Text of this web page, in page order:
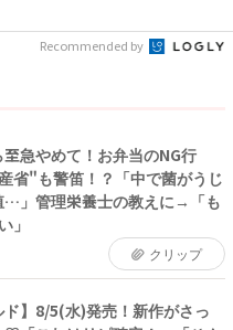
Recommended by
至急やめて！お弁当のNG行
省"も警笛！？「中で菌がうじ
…」管理栄養士の教えに→「も
」
クリップ
ド】8/5(水)発売！新作がさっ